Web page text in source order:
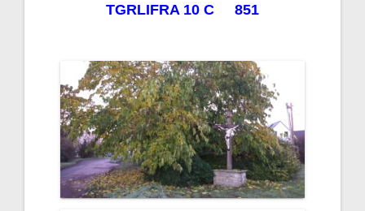
TGRLIFRA 10 C 851